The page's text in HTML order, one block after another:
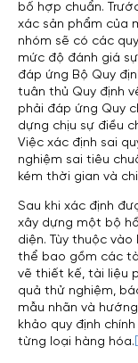
bố hợp chuẩn.
xác sản phẩm của
nhóm sẽ có các
mức độ đánh giá
đáp ứng Bộ Quy
tuân thủ Quy định
phải đáp ứng Quy
dựng chịu sự điều
Việc xác định sai
nghiệm sai tiêu
kém thời gian và
Sau khi xác định
xây dựng một bộ
diện. Tùy thuộc
thể bao gồm các
vẽ thiết kế, tài liệu
quả thử nghiệm,
mẫu nhãn và
khảo quy định
từng loại hàng hóa.